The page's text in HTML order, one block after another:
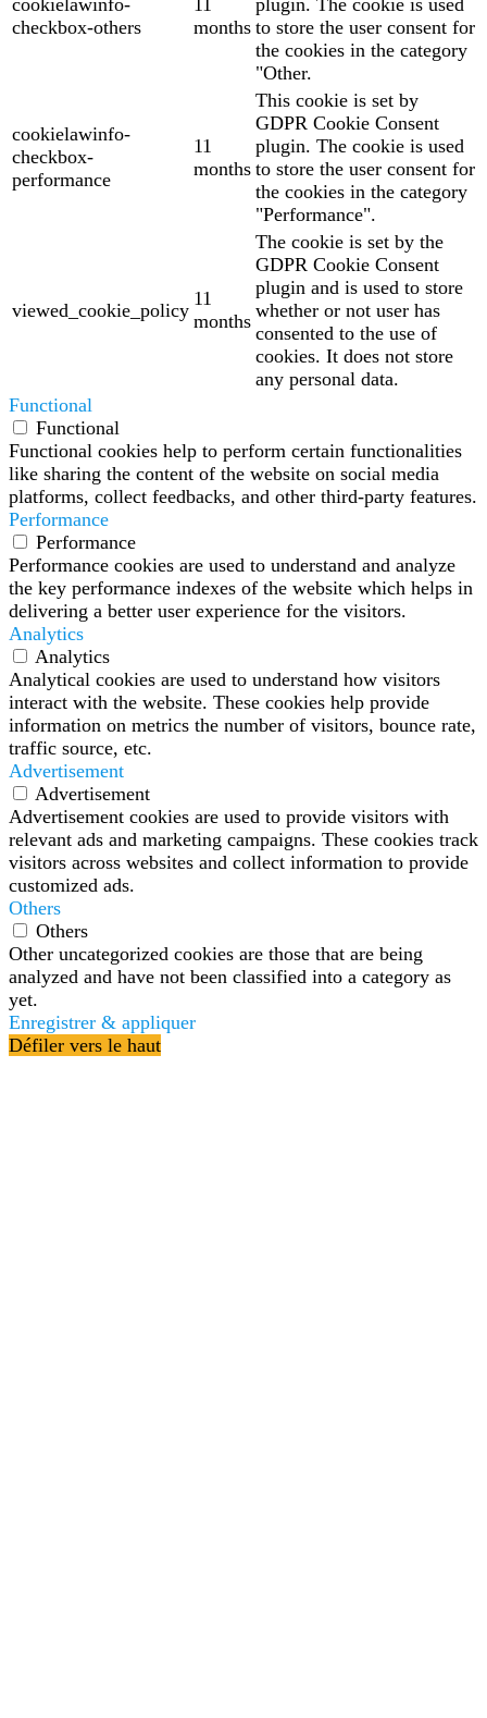
cookielawinfo-
checkbox-others
11
months
plugin. The cookie is used
to store the user consent for
the cookies in the category
"Other.
cookielawinfo-
checkbox-
performance
11
months
This cookie is set by
GDPR Cookie Consent
plugin. The cookie is used
to store the user consent for
the cookies in the category
"Performance".
viewed_cookie_policy
11
months
The cookie is set by the
GDPR Cookie Consent
plugin and is used to store
whether or not user has
consented to the use of
cookies. It does not store
any personal data.
Functional
Functional
Functional cookies help to perform certain functionalities
like sharing the content of the website on social media
platforms, collect feedbacks, and other third-party features.
Performance
Performance
Performance cookies are used to understand and analyze
the key performance indexes of the website which helps in
delivering a better user experience for the visitors.
Analytics
Analytics
Analytical cookies are used to understand how visitors
interact with the website. These cookies help provide
information on metrics the number of visitors, bounce rate,
traffic source, etc.
Advertisement
Advertisement
Advertisement cookies are used to provide visitors with
relevant ads and marketing campaigns. These cookies track
visitors across websites and collect information to provide
customized ads.
Others
Others
Other uncategorized cookies are those that are being
analyzed and have not been classified into a category as
yet.
Enregistrer & appliquer
Défiler vers le haut